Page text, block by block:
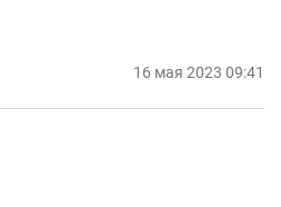
16 мая 2023 09:41